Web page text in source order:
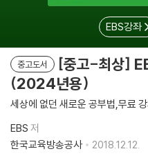
EBS강좌
중고도서
[중고-최상]
(2024년용)
세상에 없던 새로운 공부법,무료
EBS 저
한국교육방송공사
2018.12.12.